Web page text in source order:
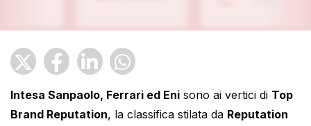
Intesa Sanpaolo, Ferrari ed Eni sono ai vertici di Top
Brand Reputation, la classifica stilata da Reputation